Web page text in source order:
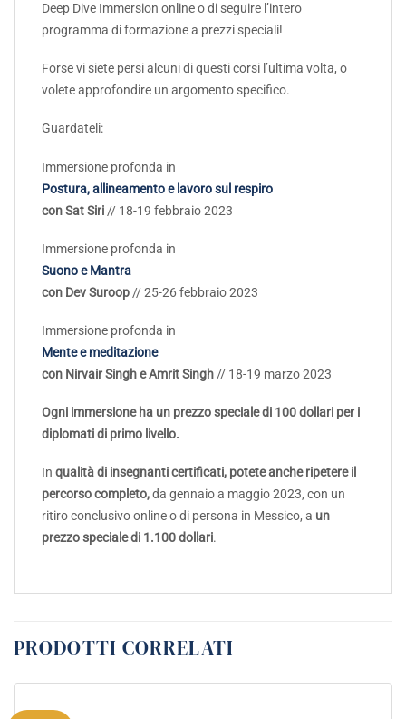
Deep Dive Immersion online o di seguire l’intero
programma di formazione a prezzi speciali!
Forse vi siete persi alcuni di questi corsi l’ultima volta, o
volete approfondire un argomento specifico.
Guardateli:
Immersione profonda in
Postura, allineamento e lavoro sul respiro
con Sat Siri // 18-19 febbraio 2023
Immersione profonda in
Suono e Mantra
con Dev Suroop // 25-26 febbraio 2023
Immersione profonda in
Mente e meditazione
con Nirvair Singh e Amrit Singh // 18-19 marzo 2023
Ogni immersione ha un prezzo speciale di 100 dollari per i
diplomati di primo livello.
In qualità di insegnanti certificati, potete anche ripetere il
percorso completo,da gennaio a maggio 2023, con un
ritiro conclusivo online o di persona in Messico, a un
prezzo speciale di 1.100 dollari.
PRODOTTI CORRELATI